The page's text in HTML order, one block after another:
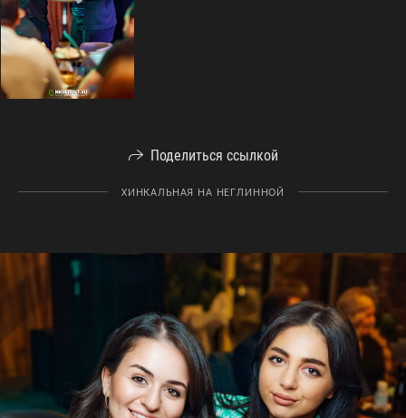
Поделиться ссылкой
ХИНКАЛЬНАЯ НА НЕГЛИННОЙ